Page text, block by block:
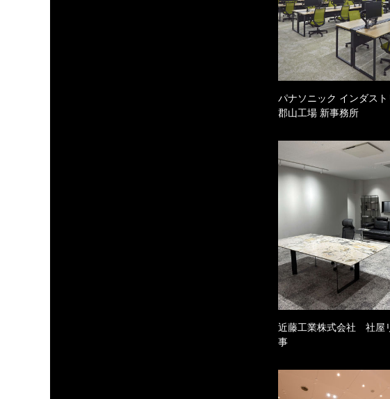
パナソニック インダス
郡山工場 新事務所
近藤工業株式会社 社屋
事